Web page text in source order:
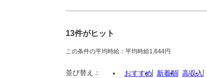
13件がヒット
この条件の平均時給：平均時給1,644円
並び替え： おすすめ 新着順 高収入